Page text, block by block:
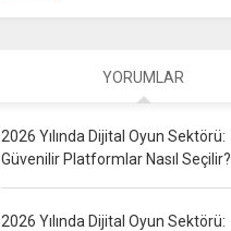
YORUMLAR
2026 Yılında Dijital Oyun Sektörü:
Güvenilir Platformlar Nasıl Seçilir?
2026 Yılında Dijital Oyun Sektörü: